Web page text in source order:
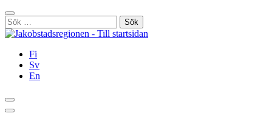
Hoppa
till
innehållet
Stäng
Sök
efter:
Fi
Sv
En
Sök
Huvudmeny